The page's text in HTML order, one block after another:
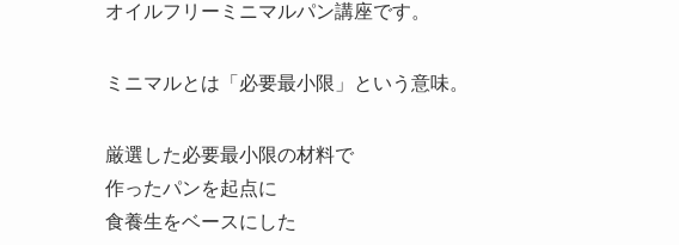
オイルフリーミニマルパン講座です。
ミニマルとは「必要最小限」という意味。
厳選した必要最小限の材料で
作ったパンを起点に
食養生をベースにした